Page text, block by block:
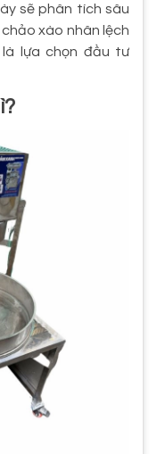
sẽ phân tích sâu
xào nhân lệch
là lựa chọn đầu tư